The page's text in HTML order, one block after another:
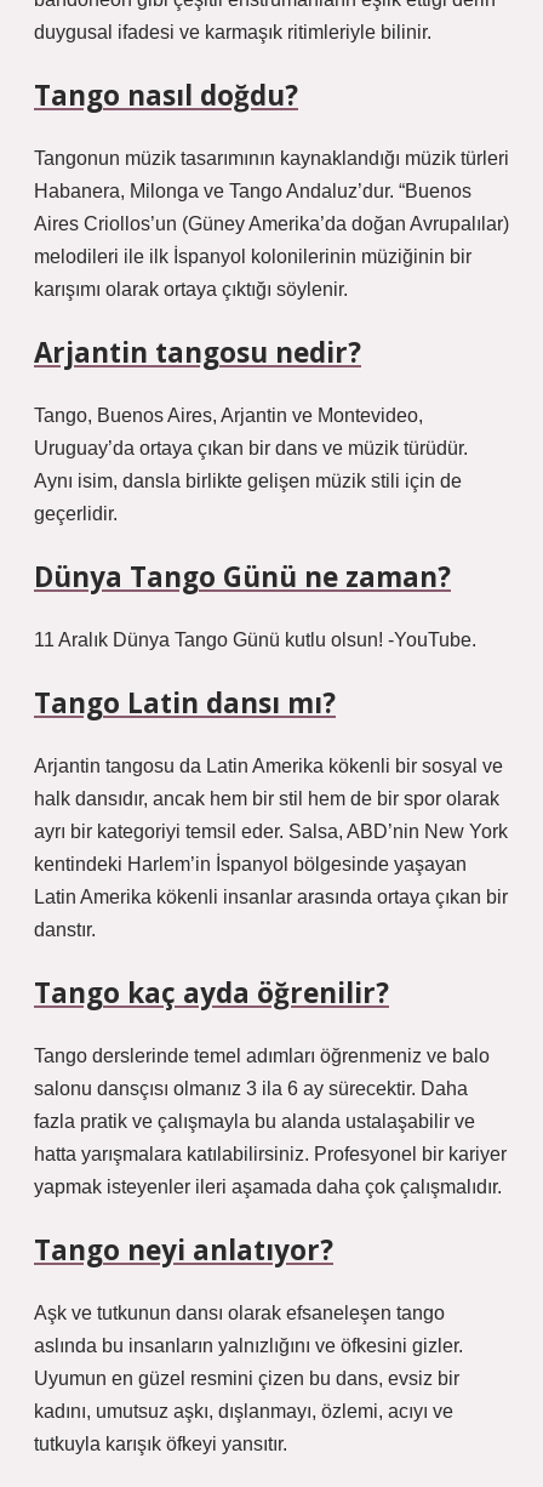
duygusal ifadesi ve karmaşık ritimleriyle bilinir.
Tango nasıl doğdu?
Tangonun müzik tasarımının kaynaklandığı müzik türleri
Habanera, Milonga ve Tango Andaluz’dur. “Buenos
Aires Criollos’un (Güney Amerika’da doğan Avrupalılar)
melodileri ile ilk İspanyol kolonilerinin müziğinin bir
karışımı olarak ortaya çıktığı söylenir.
Arjantin tangosu nedir?
Tango, Buenos Aires, Arjantin ve Montevideo,
Uruguay’da ortaya çıkan bir dans ve müzik türüdür.
Aynı isim, dansla birlikte gelişen müzik stili için de
geçerlidir.
Dünya Tango Günü ne zaman?
11 Aralık Dünya Tango Günü kutlu olsun! -YouTube.
Tango Latin dansı mı?
Arjantin tangosu da Latin Amerika kökenli bir sosyal ve
halk dansıdır, ancak hem bir stil hem de bir spor olarak
ayrı bir kategoriyi temsil eder. Salsa, ABD’nin New York
kentindeki Harlem’in İspanyol bölgesinde yaşayan
Latin Amerika kökenli insanlar arasında ortaya çıkan bir
danstır.
Tango kaç ayda öğrenilir?
Tango derslerinde temel adımları öğrenmeniz ve balo
salonu dansçısı olmanız 3 ila 6 ay sürecektir. Daha
fazla pratik ve çalışmayla bu alanda ustalaşabilir ve
hatta yarışmalara katılabilirsiniz. Profesyonel bir kariyer
yapmak isteyenler ileri aşamada daha çok çalışmalıdır.
Tango neyi anlatıyor?
Aşk ve tutkunun dansı olarak efsaneleşen tango
aslında bu insanların yalnızlığını ve öfkesini gizler.
Uyumun en güzel resmini çizen bu dans, evsiz bir
kadını, umutsuz aşkı, dışlanmayı, özlemi, acıyı ve
tutkuyla karışık öfkeyi yansıtır.